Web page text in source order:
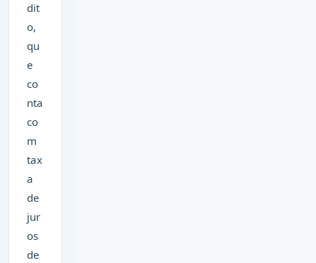
dit
o,
qu
e
co
nta
co
m
tax
a
de
jur
os
de